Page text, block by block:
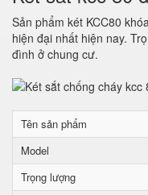
Sản phẩm két KCC80
hiện đại nhất hiện nay.
đình ở chung cư.
Tên sản phẩm
Model
Trọng lượng